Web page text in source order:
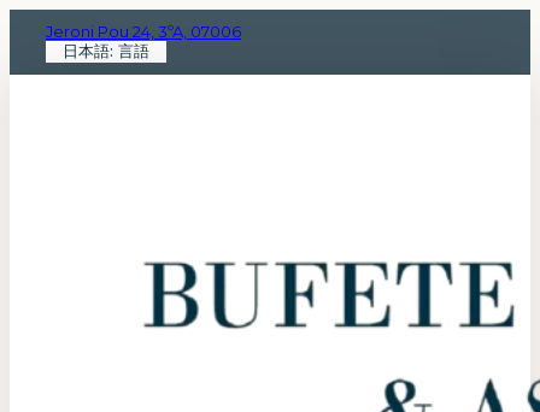
Jeroni Pou 24, 3ºA, 07006
日本語: 言語